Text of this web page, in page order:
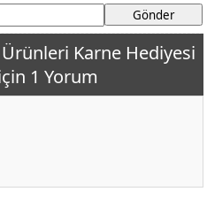
Ürünleri Karne Hediyesi
1 Yorum